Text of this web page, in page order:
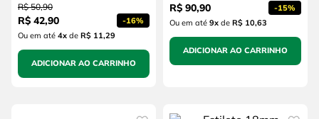
R$ 50,90
R$ 42,90 -16%
Ou em até 4xde R$ 11,29
ADICIONAR AO CARRINHO
R$ 90,90 -15%
Ou em até 9xde R$ 10,63
ADICIONAR AO CARRINHO